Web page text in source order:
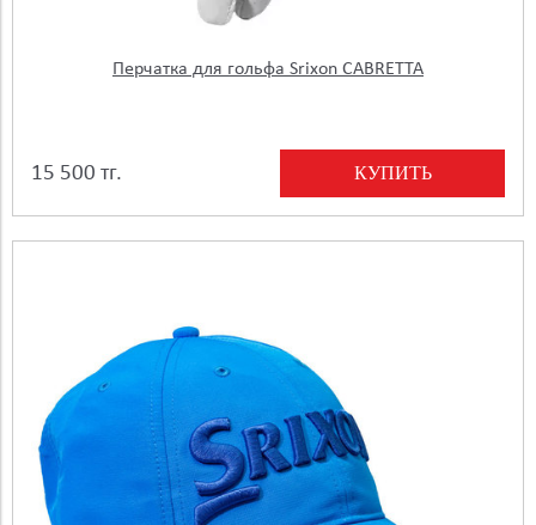
Перчатка для гольфа Srixon CABRETTA
15 500 тг. КУПИТЬ